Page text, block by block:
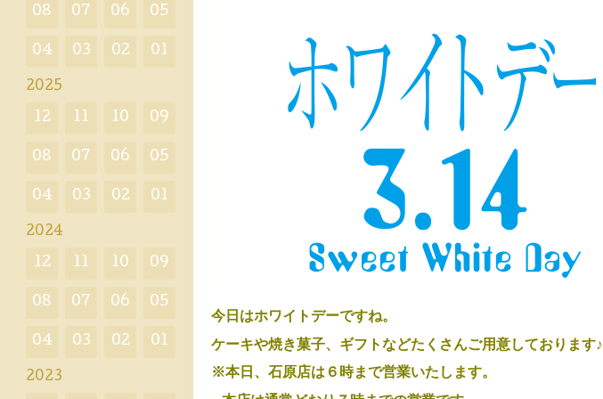
今日はホワイトデーですね。
ケーキや焼き菓子、ギフトなどたくさんご用意しております♪
※本日、 石原店は６時まで営業いたします。
08 07 06 05
04 03 02 01
2025
12 11 10 09
08 07 06 05
04 03 02 01
2024
12 11 10 09
08 07 06 05
04 03 02 01
2023